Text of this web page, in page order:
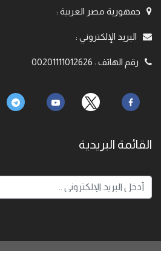
جمهورية مصر العربية :
البريد الإلكتروني :
رقم الهاتف :
00201111012626
القائمة البريدية